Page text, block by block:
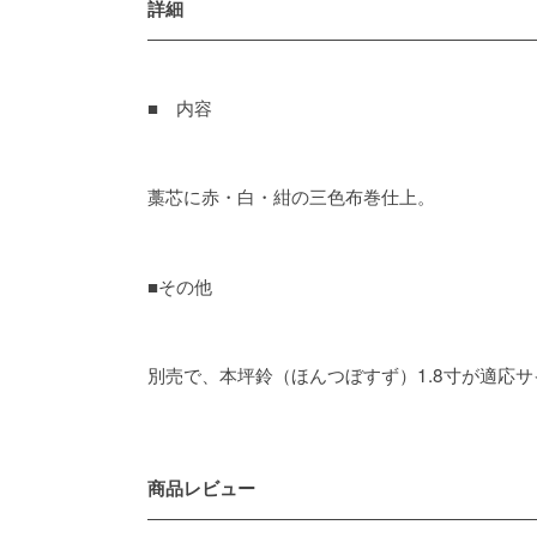
詳細
■ 内容
藁芯に赤・白・紺の三色布巻仕上。
■その他
別売で、本坪鈴（ほんつぼすず）1.8寸が適応サ
商品レビュー